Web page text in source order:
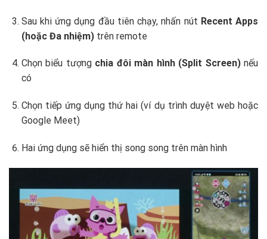
Sau khi ứng dụng đầu tiên chạy, nhấn nút Recent Apps
(hoặc Đa nhiệm)trên remote
Chọn biểu tượng chia đôi màn hình (Split Screen)nếu
có
Chọn tiếp ứng dụng thứ hai (ví dụ trình duyệt web hoặc
Google Meet)
Hai ứng dụng sẽ hiển thị song song trên màn hình